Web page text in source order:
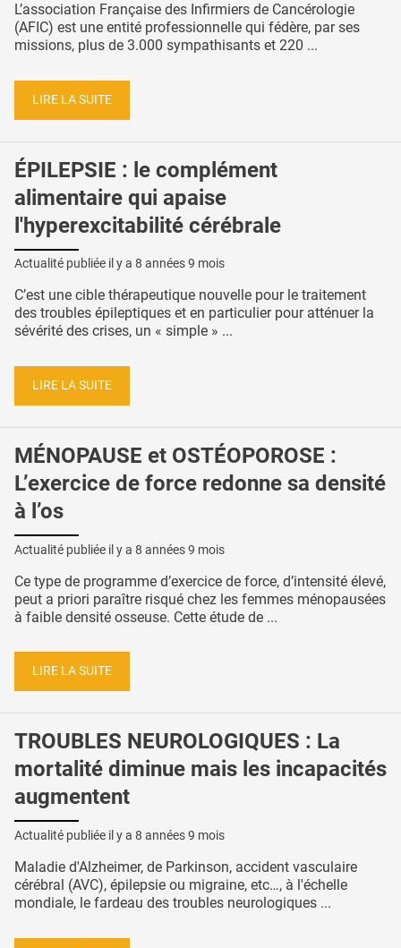
L’association Française des Infirmiers de Cancérologie
(AFIC) est une entité professionnelle qui fédère, par ses
missions, plus de 3.000 sympathisants et 220 ...
LIRE LA SUITE
ÉPILEPSIE : le complément
alimentaire qui apaise
l'hyperexcitabilité cérébrale
Actualité publiée il y a 8 années 9 mois
C’est une cible thérapeutique nouvelle pour le traitement
des troubles épileptiques et en particulier pour atténuer la
sévérité des crises, un « simple » ...
LIRE LA SUITE
MÉNOPAUSE et OSTÉOPOROSE :
L’exercice de force redonne sa densité
à l’os
Actualité publiée il y a 8 années 9 mois
Ce type de programme d’exercice de force, d’intensité élevé,
peut a priori paraître risqué chez les femmes ménopausées
à faible densité osseuse. Cette étude de ...
LIRE LA SUITE
TROUBLES NEUROLOGIQUES : La
mortalité diminue mais les incapacités
augmentent
Actualité publiée il y a 8 années 9 mois
Maladie d'Alzheimer, de Parkinson, accident vasculaire
cérébral (AVC), épilepsie ou migraine, etc…, à l'échelle
mondiale, le fardeau des troubles neurologiques ...